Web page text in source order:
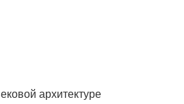
архитектуре